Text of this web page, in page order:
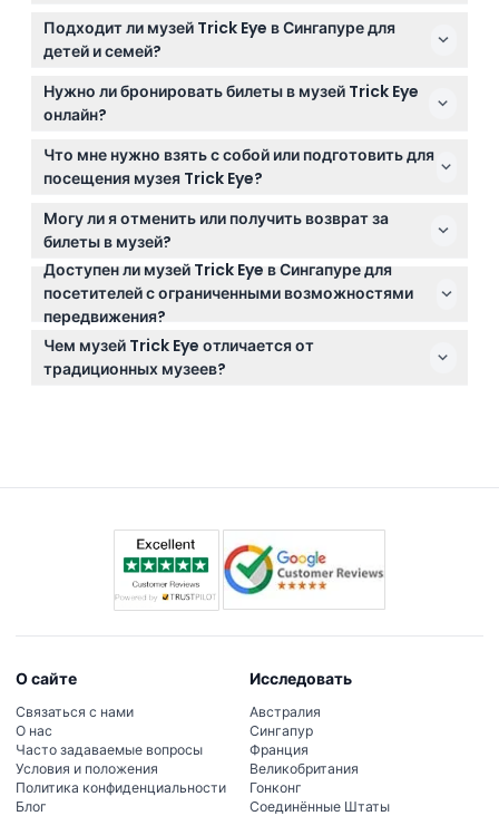
Музей открыт ежедневно с 11:00 до 19:00, последнее
посещение — в 18:00 (возможны изменения —
пожалуйста, уточняйте при бронировании).
Подходит ли музей Trick Eye в Сингапуре для
детей и семей?
Да, музей отлично подходит для семей и детей.
Дети должны находиться в сопровождении
взрослого с билетом в течение всего визита для
обеспечения безопасности и приятного
времяпрепровождения.
Нужно ли бронировать билеты в музей Trick Eye
онлайн?
Да, все бронирования осуществляются онлайн на
этом сайте. Вы можете проверить доступность и
безопасно забронировать билеты здесь для
беспрепятственного входа.
Что мне нужно взять с собой или подготовить для
посещения музея Trick Eye?
Возьмите с собой смартфон, чтобы полностью
насладиться бесплатным приложением "ТрикАй-
Сингапур" с дополненной реальностью, которое
улучшает впечатления с помощью AR-функций и
забавных фото.
Могу ли я отменить или получить возврат за
билеты в музей?
Билеты не подлежат возврату и отмене ни при
каких условиях, поэтому убедитесь, что ваши планы
подтверждены перед бронированием.
Доступен ли музей Trick Eye в Сингапуре для
посетителей с ограниченными возможностями
передвижения?
Да, музей оборудован для доступа на инвалидных
колясках, что гарантирует комфортное посещение
всех интерактивных экспонатов.
Чем музей Trick Eye отличается от
традиционных музеев?
подходящим для ярких фото.
О сайте
Связаться с нами
О нас
Часто задаваемые вопросы
Условия и положения
Политика конфиденциальности
Блог
Исследовать
Австралия
Сингапур
Франция
Великобритания
Гонконг
Соединённые Штаты